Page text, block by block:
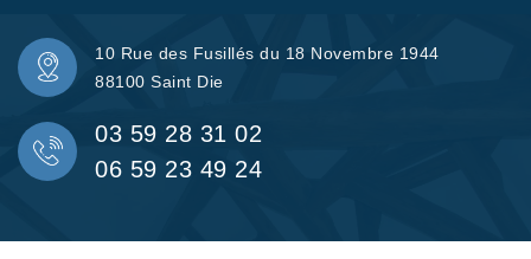
10 Rue des Fusillés du 18 Novembre 1944
88100 Saint Die
03 59 28 31 02
06 59 23 49 24